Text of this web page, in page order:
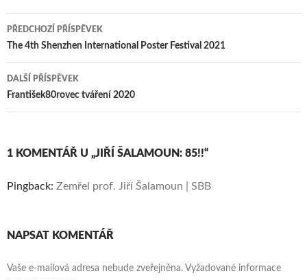
Navigace
pro
příspěvky
PŘEDCHOZÍ PŘÍSPĚVEK
The 4th Shenzhen International Poster Festival 2021
DALŠÍ PŘÍSPĚVEK
František80rovec tváření 2020
1 KOMENTÁŘ U „JIŘÍ ŠALAMOUN: 85!!“
Pingback: Zemřel prof. Jiří Šalamoun | SBB
NAPSAT KOMENTÁŘ
Vaše e-mailová adresa nebude zveřejněna. Vyžadované informace